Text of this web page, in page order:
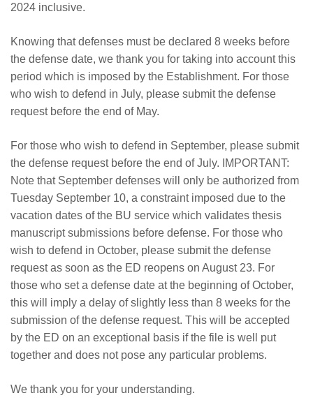
2024 inclusive.
Knowing that defenses must be declared 8 weeks before
the defense date, we thank you for taking into account this
period which is imposed by the Establishment. For those
who wish to defend in July, please submit the defense
request before the end of May.
For those who wish to defend in September, please submit
the defense request before the end of July. IMPORTANT:
Note that September defenses will only be authorized from
Tuesday September 10, a constraint imposed due to the
vacation dates of the BU service which validates thesis
manuscript submissions before defense. For those who
wish to defend in October, please submit the defense
request as soon as the ED reopens on August 23. For
those who set a defense date at the beginning of October,
this will imply a delay of slightly less than 8 weeks for the
submission of the defense request. This will be accepted
by the ED on an exceptional basis if the file is well put
together and does not pose any particular problems.
We thank you for your understanding.